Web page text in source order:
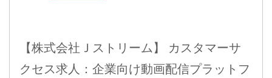
【株式会社Ｊストリーム】 カスタマーサ
クセス求人：企業向け動画配信プラットフ